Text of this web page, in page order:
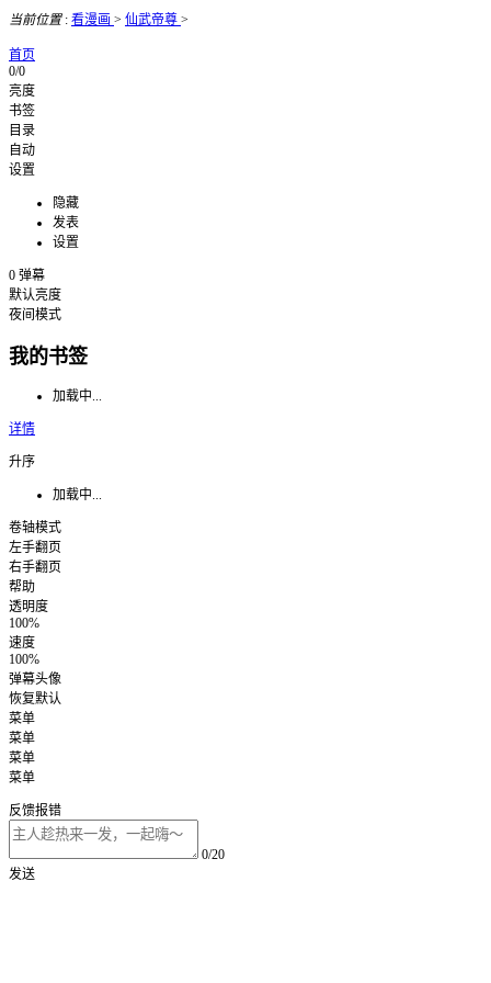
当前位置: 看漫画 > 仙武帝尊 >
首页
0/0
亮度
书签
目录
自动
设置
隐藏
发表
设置
0 弹幕
默认亮度
夜间模式
我的书签
加载中...
详情
升序
加载中...
卷轴模式
左手翻页
右手翻页
帮助
透明度
100%
速度
100%
弹幕头像
恢复默认
菜单
菜单
菜单
菜单
反馈报错
0/20
发送